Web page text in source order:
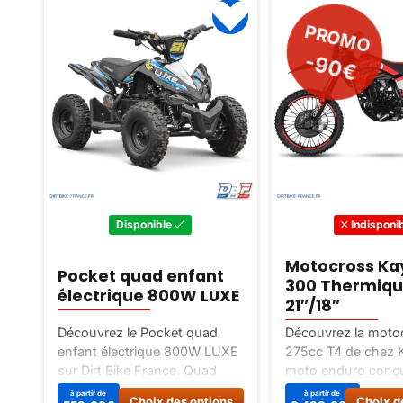
Disponible
Pocket quad enfant
électrique 800W LUXE
Découvrez le Pocket quad
enfant électrique 800W LUXE
sur Dirt Bike France. Quad
électrique idéal pour les
à partir de
Ce
PROMO
-90€
Motocross
300
21″/18″
Découvrez la
275cc T4 de chez
moto enduro
amateurs
à partir de